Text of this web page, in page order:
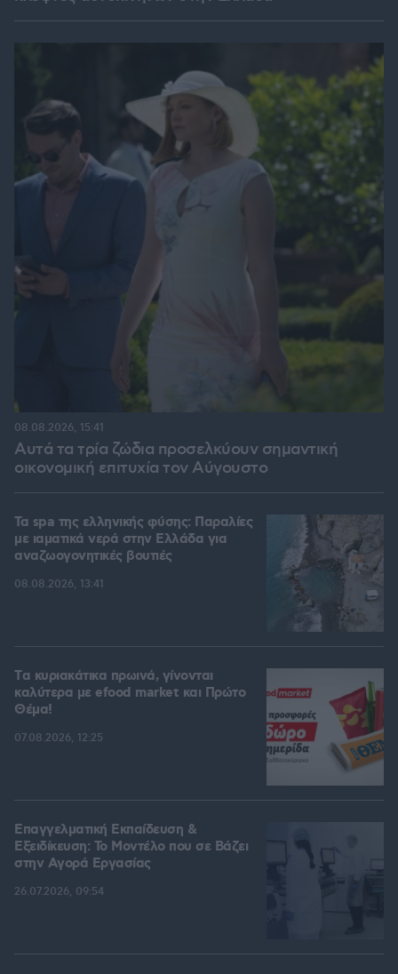
Αυτά τα τρία ζώδια προσελκύουν σημαντική
οικονομική επιτυχία τον Αύγουστο
08.08.2026, 15:41
Τα spa της ελληνικής φύσης: Παραλίες
με ιαματικά νερά στην Ελλάδα για
αναζωογονητικές βουτιές
08.08.2026, 13:41
Tα κυριακάτικα πρωινά, γίνονται
καλύτερα με efood market και Πρώτο
Θέμα!
07.08.2026, 12:25
Επαγγελματική Εκπαίδευση &
Εξειδίκευση: Το Mοντέλο που σε Bάζει
στην Aγορά Eργασίας
26.07.2026, 09:54